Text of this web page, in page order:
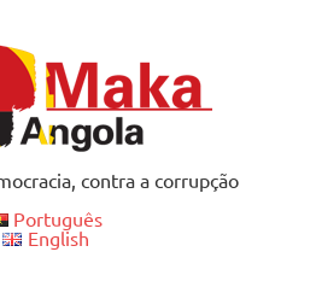
contra a corrupção
Português
English